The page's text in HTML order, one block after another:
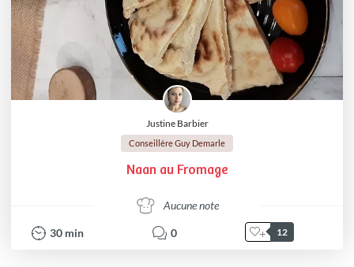
Justine Barbier
Conseillère Guy Demarle
Naan au Fromage
Aucune note
30 min 0 12